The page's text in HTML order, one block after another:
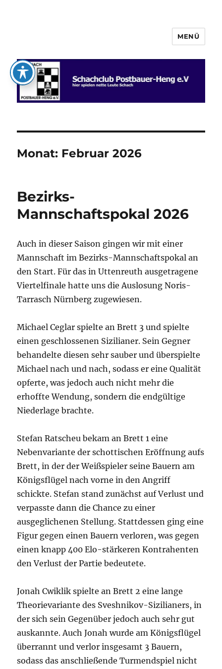
Schachclub Postbauer-Heng e.V.
MENÜ
Monat: Februar 2026
Bezirks-
Mannschaftspokal 2026
Auch in dieser Saison gingen wir mit einer
Mannschaft im Bezirks-Mannschaftspokal an
den Start. Für das in Uttenreuth ausgetragene
Viertelfinale hatte uns die Auslosung Noris-
Tarrasch Nürnberg zugewiesen.
Michael Ceglar spielte an Brett 3 und spielte
einen geschlossenen Sizilianer. Sein Gegner
behandelte diesen sehr sauber und überspielte
Michael nach und nach, sodass er eine Qualität
opferte, was jedoch auch nicht mehr die
erhoffte Wendung, sondern die endgültige
Niederlage brachte.
Stefan Ratscheu bekam an Brett 1 eine
Nebenvariante der schottischen Eröffnung aufs
Brett, in der der Weißspieler seine Bauern am
Königsflügel nach vorne in den Angriff
schickte. Stefan stand zunächst auf Verlust und
verpasste dann die Chance zu einer
ausgeglichenen Stellung. Stattdessen ging eine
Figur gegen einen Bauern verloren, was gegen
einen knapp 400 Elo-stärkeren Kontrahenten
den Verlust der Partie bedeutete.
Jonah Cwiklik spielte an Brett 2 eine lange
Theorievariante des Sveshnikov-Sizilianers, in
der sich sein Gegenüber jedoch auch sehr gut
auskannte. Auch Jonah wurde am Königsflügel
überrannt und verlor insgesamt 3 Bauern,
sodass das anschließende Turmendspiel nicht